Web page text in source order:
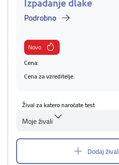
Izpadanje dlake
Podrobno
Novo
Cena:
Cena za vzreditelje:
Žival za katero naročate test
Moje živali
Dodaj žival